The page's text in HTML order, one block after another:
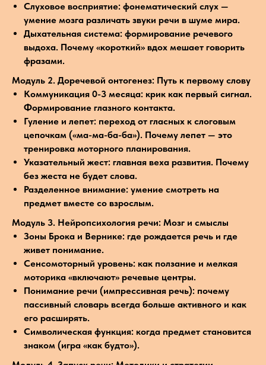
Слуховое восприятие: фонематический слух —
умение мозга различать звуки речи в шуме мира.
Дыхательная система: формирование речевого
выдоха. Почему «короткий» вдох мешает говорить
фразами.
Модуль 2. Доречевой онтогенез: Путь к первому слову
Коммуникация 0-3 месяца: крик как первый сигнал.
Формирование глазного контакта.
Гуление и лепет: переход от гласных к слоговым
цепочкам («ма-ма-ба-ба»). Почему лепет — это
тренировка моторного планирования.
Указательный жест: главная веха развития. Почему
без жеста не будет слова.
Разделенное внимание: умение смотреть на
предмет вместе со взрослым.
Модуль 3. Нейропсихология речи: Мозг и смыслы
Зоны Брока и Вернике: где рождается речь и где
живет понимание.
Сенсомоторный уровень: как ползание и мелкая
моторика «включают» речевые центры.
Понимание речи (импрессивная речь): почему
пассивный словарь всегда больше активного и как
его расширять.
Символическая функция: когда предмет становится
знаком (игра «как будто»).